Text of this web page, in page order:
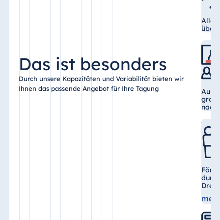
Das ist besonders
Durch unsere Kapazitäten und Variabilität bieten wir
Ihnen das passende Angebot für Ihre Tagung
Alle
über
nach